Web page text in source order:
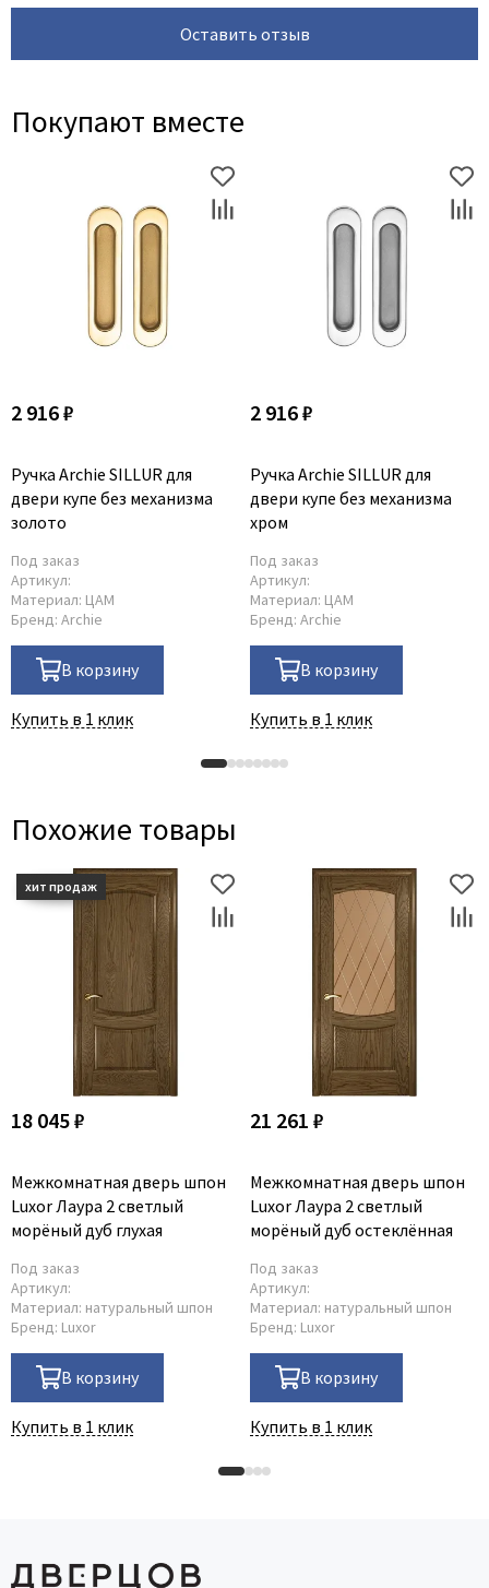
Оставить отзыв
Покупают вместе
2 916 ₽
Ручка Archie SILLUR для
двери купе без механизма
золото
Под заказ
Артикул:
Материал: ЦАМ
Бренд: Archie
В корзину
Купить в 1 клик
2 916 ₽
Ручка Archie SILLUR для
двери купе без механизма
хром
Под заказ
Артикул:
Материал: ЦАМ
Бренд: Archie
В корзину
Купить в 1 клик
Похожие товары
18 045 ₽
Межкомнатная дверь шпон
Luxor Лаура 2 светлый
морёный дуб глухая
Под заказ
Артикул:
Материал: натуральный шпон
Бренд: Luxor
В корзину
Купить в 1 клик
21 261 ₽
Межкомнатная дверь шпон
Luxor Лаура 2 светлый
морёный дуб остеклённая
Под заказ
Артикул:
Материал: натуральный шпон
Бренд: Luxor
В корзину
Купить в 1 клик